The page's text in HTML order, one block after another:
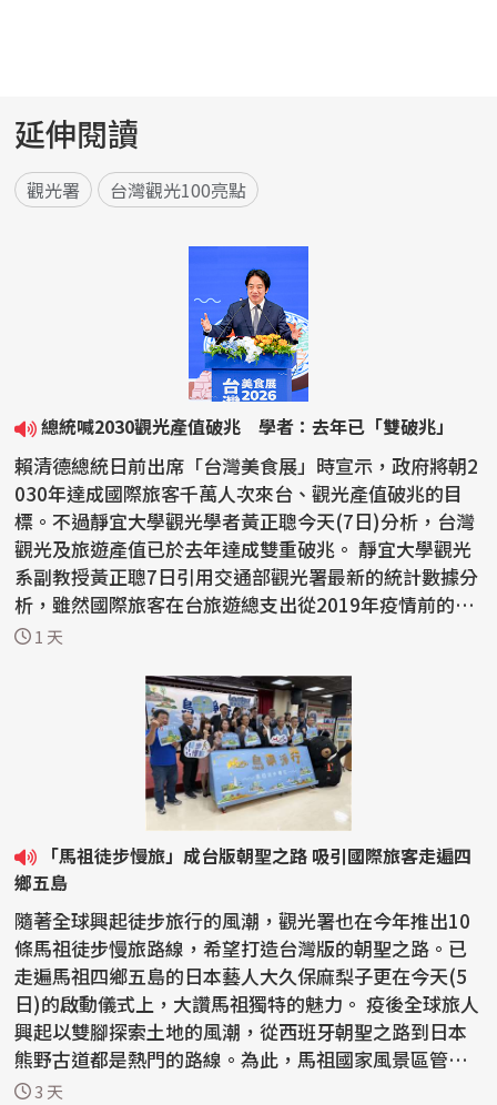
延伸閱讀
觀光署 台灣觀光100亮點
總統喊2030觀光產值破兆 學者：去年已「雙破兆」
賴清德總統日前出席「台灣美食展」時宣示，政府將朝2
030年達成國際旅客千萬人次來台、觀光產值破兆的目
標。不過靜宜大學觀光學者黃正聰今天(7日)分析，台灣
觀光及旅遊產值已於去年達成雙重破兆。 靜宜大學觀光
系副教授黃正聰7日引用交通部觀光署最新的統計數據分
析，雖然國際旅客在台旅遊總支出從2019年疫情前的新
台...1 天
鄉五島
隨著全球興起徒步旅行的風潮，觀光署也在今年推出10
條馬祖徒步慢旅路線，希望打造台灣版的朝聖之路。已
走遍馬祖四鄉五島的日本藝人大久保麻梨子更在今天(5
日)的啟動儀式上，大讚馬祖獨特的魅力。 疫後全球旅人
興起以雙腳探索土地的風潮，從西班牙朝聖之路到日本
熊野古道都是熱門的路線。為此，馬祖國家風景區管理
處去...
3 天